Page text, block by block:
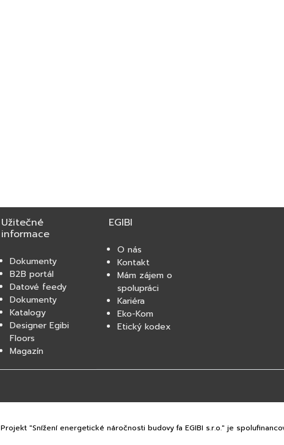
Užitečné
informace
Dokumenty
B2B portál
Datové feedy
Dokumenty
Katalogy
Designer Egibi
Floors
Magazín
EGIBI
O nás
Kontakt
Mám zájem o
spolupráci
Kariéra
Eko-Kom
Etický kodex
Projekt "Snížení energetické náročnosti budovy fa EGIBI s.r.o." je